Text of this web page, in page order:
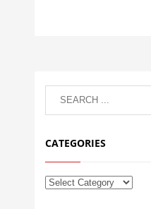
CATEGORIES